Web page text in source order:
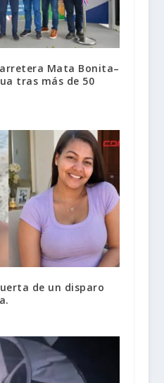
Mata Bonita–
tras más de 50
de un disparo